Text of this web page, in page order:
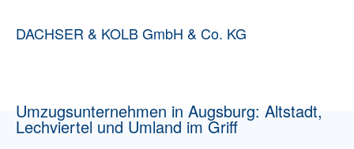
DACHSER & KOLB GmbH & Co. KG
Umzugsunternehmen in Augsburg: Altstadt,
Lechviertel und Umland im Griff